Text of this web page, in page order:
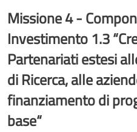
Missione 4 -
Investimento 1.3
Partenariati estesi
di Ricerca, alle
finanziamento di
base“